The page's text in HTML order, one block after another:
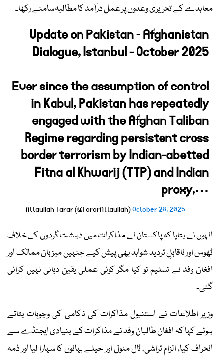
معاہدے کے تحریری وعدوں پر عمل درآمد کا مطالبہ سامنے رکھا۔
Update on Pakistan - Afghanistan
Dialogue, Istanbul - October 2025
Ever since the assumption of control
in Kabul, Pakistan has repeatedly
engaged with the Afghan Taliban
Regime regarding persistent cross
border terrorism by Indian-abetted
Fitna al Khwarij (TTP) and Indian
proxy,…
— Attaullah Tarar (@TararAttaullah)
October 28, 2025
انہوں نے بتایا کہ پاکستان نے مذاکرات میں دہشت گردوں کے خلاف
ٹھوس اور ناقابلِ تردید شواہد بھی پیش کیے جنہیں میزبان ممالک اور
افغان وفد نے تسلیم تو کیا مگر کوئی عملی یقین دہانی نہیں کرائی
گئی۔
وزیر اطلاعات نے استنبول مذاکرات کی ناکامی کی وجوہات بتاتے
ہوئے کہا کہ افغان طالبان وفد نے مذاکرات کے بنیادی ایجنڈے سے
انحراف کیا، الزام تراشی، ٹال مٹول اور حیلے بہانوں کا سہارا لیا اور ذمہ